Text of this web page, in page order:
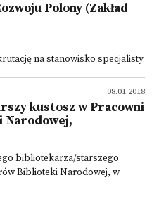
Polony (Zakład
na stanowisko specjalisty
08.01.2018
kustosz w Pracowni
bibliotekarza/starszego
Biblioteki Narodowej, w